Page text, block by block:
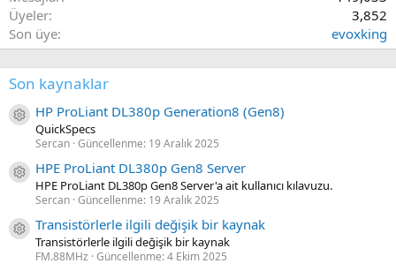
Üyeler
3,852
Son üye
evoxking
Son kaynaklar
Kaynak ikon/amblem
HP ProLiant DL380p Generation8 (Gen8)
QuickSpecs
Sercan Güncellenme: 19 Aralık 2025
Kaynak ikon/amblem
HPE ProLiant DL380p Gen8 Server
HPE ProLiant DL380p Gen8 Server'a ait kullanıcı kılavuzu.
Sercan Güncellenme: 19 Aralık 2025
Kaynak ikon/amblem
Transistörlerle ilgili değişik bir kaynak
Transistörlerle ilgili değişik bir kaynak
FM.88MHz Güncellenme:4 Ekim 2025